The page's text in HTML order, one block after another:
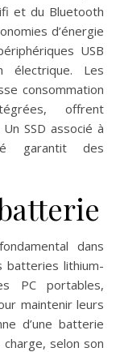
et du Bluetooth
d’énergie
USB
électrique. Les
consommation
offrent
SSD associé à
garantit des
dans
batteries lithium-
PC portables,
maintenir leurs
d’une batterie
selon son